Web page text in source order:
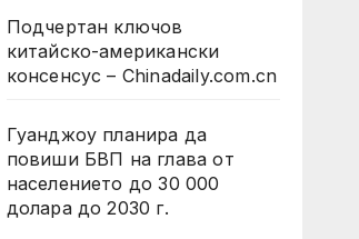
Подчертан ключов
китайско-американски
консенсус – Chinadaily.com.cn
Гуанджоу планира да
повиши БВП на глава от
населението до 30 000
долара до 2030 г.